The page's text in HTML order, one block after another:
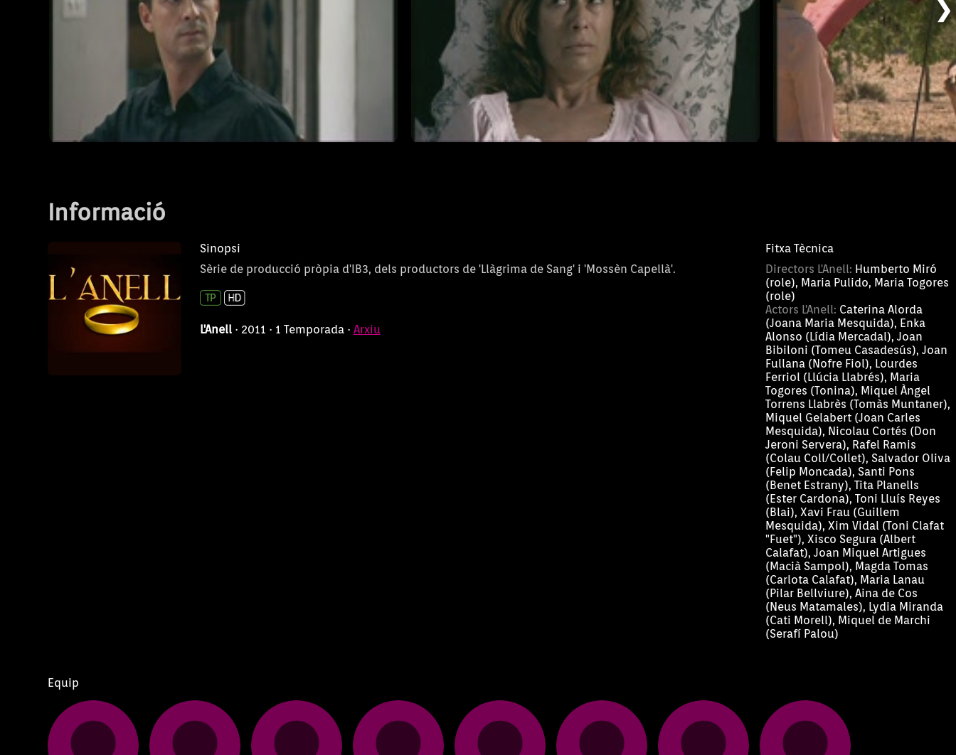
❯
decisió.
ser un accident.
Informació
Sinopsi
Sèrie de producció pròpia d'IB3, dels productors de 'Llàgrima de Sang' i 'Mossèn Capellà'.
L'Anell · 2011 · 1 Temporada · Arxiu
Fitxa Tècnica
Directors L'Anell: Humberto Miró
(role), Maria Pulido, Maria Togores
(role)
Actors L'Anell: Caterina Alorda
(Joana Maria Mesquida), Enka
Alonso (Lídia Mercadal), Joan
Bibiloni (Tomeu Casadesús), Joan
Fullana (Nofre Fiol), Lourdes
Ferriol (Llúcia Llabrés), Maria
Togores (Tonina), Miquel Àngel
Torrens Llabrès (Tomàs Muntaner),
Miquel Gelabert (Joan Carles
Mesquida), Nicolau Cortés (Don
Jeroni Servera), Rafel Ramis
(Colau Coll/Collet), Salvador Oliva
(Felip Moncada), Santi Pons
(Benet Estrany), Tita Planells
(Ester Cardona), Toni Lluís Reyes
(Blai), Xavi Frau (Guillem
Mesquida), Xim Vidal (Toni Clafat
"Fuet"), Xisco Segura (Albert
Calafat), Joan Miquel Artigues
(Macià Sampol), Magda Tomas
(Carlota Calafat), Maria Lanau
(Pilar Bellviure), Aina de Cos
(Neus Matamales), Lydia Miranda
(Cati Morell), Miquel de Marchi
(Serafí Palou)
Equip